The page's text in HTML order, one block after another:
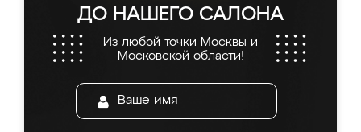
ДО НАШЕГО САЛОНА
Из любой точки Москвы и
Московской области!